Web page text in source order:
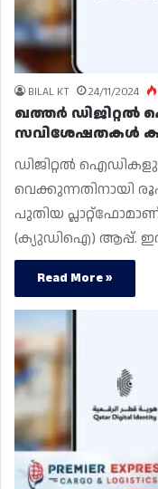
BILAL KT 24/11/2024
ഖത്തർ ഡിജിറ്റൽ
സവിശേഷതകൾ
ഡിജിറ്റൽ
വെക്കുന്നതിനായി
പുതിയ
(ക്യുഡിഐ) ആപ്പ്.
Read More »